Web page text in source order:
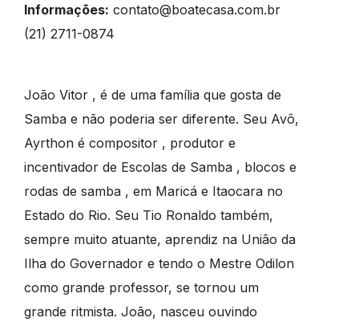
Informações: contato@boatecasa.com.br
(21) 2711-0874
João Vitor , é de uma família que gosta de
Samba e não poderia ser diferente. Seu Avô,
Ayrthon é compositor , produtor e
incentivador de Escolas de Samba , blocos e
rodas de samba , em Maricá e Itaocara no
Estado do Rio. Seu Tio Ronaldo também,
sempre muito atuante, aprendiz na União da
Ilha do Governador e tendo o Mestre Odilon
como grande professor, se tornou um
grande ritmista. João, nasceu ouvindo